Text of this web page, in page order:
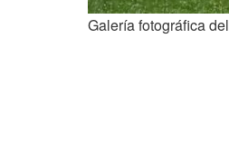
Galería fotográfica del